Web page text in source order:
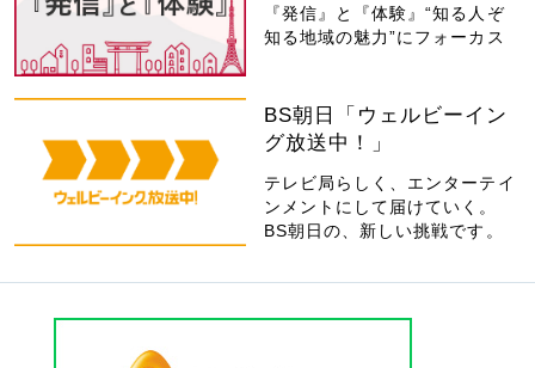
『発信』と『体験』“知る人ぞ
知る地域の魅力”にフォーカス
BS朝日「ウェルビーイン
グ放送中！」
テレビ局らしく、エンターテイ
ンメントにして届けていく。
BS朝日の、新しい挑戦です。